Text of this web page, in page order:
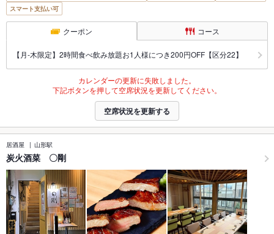
スマート支払い可
クーポン コース
【月‐木限定】2時間食べ飲み放題お1人様につき200円OFF【区分22】
カレンダーの更新に失敗しました。
下記ボタンを押して空席状況を更新してください。
空席状況を更新する
居酒屋 山形駅
炭火酒菜 〇剛